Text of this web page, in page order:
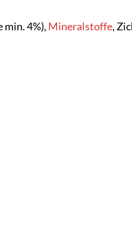
min. 4%), Mineralstoffe,